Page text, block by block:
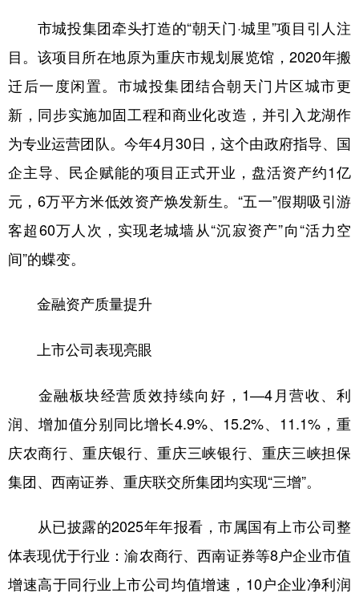
市城投集团牵头打造的“朝天门·城里”项目引人注
目。该项目所在地原为重庆市规划展览馆，2020年搬
迁后一度闲置。市城投集团结合朝天门片区城市更
新，同步实施加固工程和商业化改造，并引入龙湖作
为专业运营团队。今年4月30日，这个由政府指导、国
企主导、民企赋能的项目正式开业，盘活资产约1亿
元，6万平方米低效资产焕发新生。“五一”假期吸引游
客超60万人次，实现老城墙从“沉寂资产”向“活力空
间”的蝶变。
金融资产质量提升
上市公司表现亮眼
金融板块经营质效持续向好，1—4月营收、利
润、增加值分别同比增长4.9%、15.2%、11.1%，重
庆农商行、重庆银行、重庆三峡银行、重庆三峡担保
集团、西南证券、重庆联交所集团均实现“三增”。
从已披露的2025年年报看，市属国有上市公司整
体表现优于行业：渝农商行、西南证券等8户企业市值
增速高于同行业上市公司均值增速，10户企业净利润